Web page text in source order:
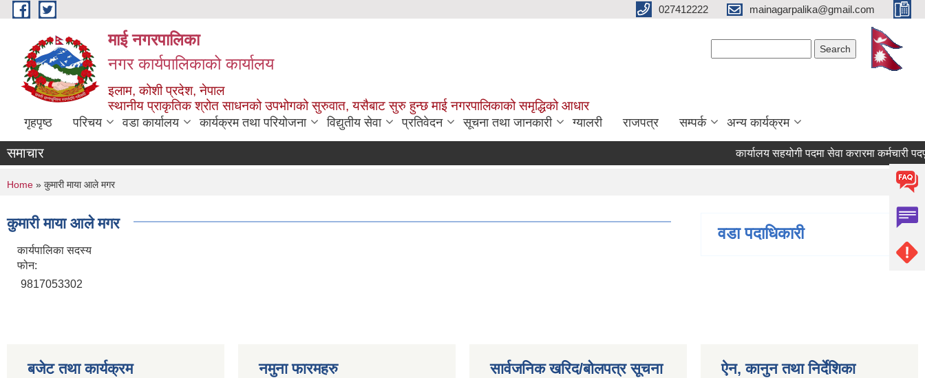
Skip to main content 027412222 mainagarpalika@gmail.com
माई नगरपालिका
नगर कार्यपालिकाको कार्यालय
इलाम, कोशी प्रदेश, नेपाल
स्थानीय प्राकृतिक श्रोत साधनको उपभोगको सुरुवात, यसैबाट सुरु हुन्छ माई नगरपालिकाको समृद्धिको आधार
गृहपृष्ठ परिचय वडा कार्यालय कार्यक्रम तथा परियोजना विद्युतीय सेवा प्रतिवेदन सूचना तथा जानकारी ग्यालरी राजपत्र सम्पर्क अन्य कार्यक्रम
समाचार कार्यालय सहयोगी पदमा सेवा करारमा कर्मचारी
You are here
Home » कुमारी माया आले मगर
कुमारी माया आले मगर
कार्यपालिका सदस्य
फोन:
9817053302
वडा पदाधिकारी
बजेट तथा कार्यक्रम नमुना फारमहरु सार्वजनिक खरिद/बोलपत्र सूचना ऐन, कानुन तथा निर्देशिका